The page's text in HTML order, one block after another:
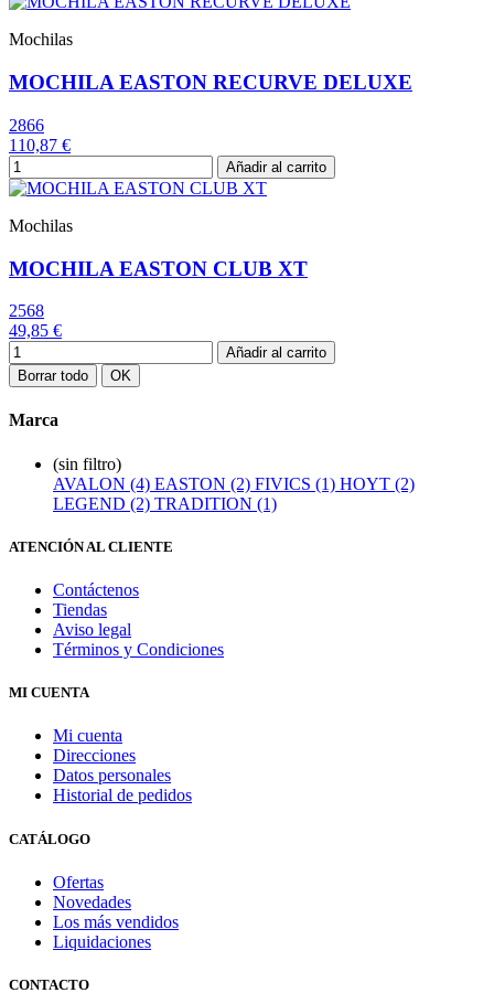
Mochilas
MOCHILA EASTON RECURVE DELUXE
2866
110,87 €
Añadir al carrito
Mochilas
MOCHILA EASTON CLUB XT
2568
49,85 €
Añadir al carrito
Borrar todo
OK
Marca
(sin filtro)
AVALON (4) EASTON (2) FIVICS (1) HOYT (2)
LEGEND (2) TRADITION (1)
ATENCIÓN AL CLIENTE
Contáctenos
Tiendas
Aviso legal
Términos y Condiciones
MI CUENTA
Mi cuenta
Direcciones
Datos personales
Historial de pedidos
CATÁLOGO
Ofertas
Novedades
Los más vendidos
Liquidaciones
CONTACTO